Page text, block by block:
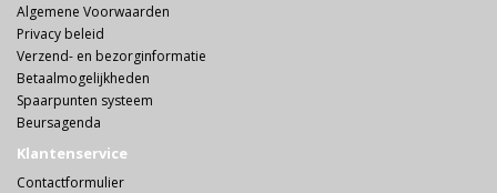
Algemene Voorwaarden
Privacy beleid
Verzend- en bezorginformatie
Betaalmogelijkheden
Spaarpunten systeem
Beursagenda
Klantenservice
Contactformulier